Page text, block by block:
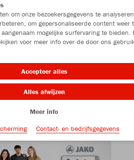
om onze bezoekersgegevens te
om gepersonaliseerde content weer
mogelijke surfervaring te bieden.
voor meer info over de door ons
Accepteer alles
Alles afwijzen
Meer info
Contact- en bedrijfsgegevens